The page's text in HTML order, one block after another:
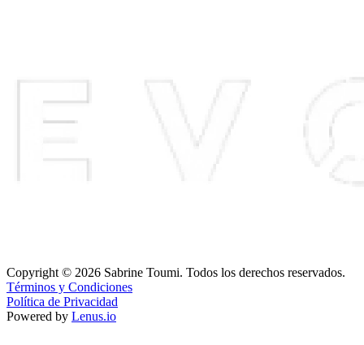
Copyright © 2026 Sabrine Toumi. Todos los derechos reservados.
Términos y Condiciones
Política de Privacidad
Powered by Lenus.io